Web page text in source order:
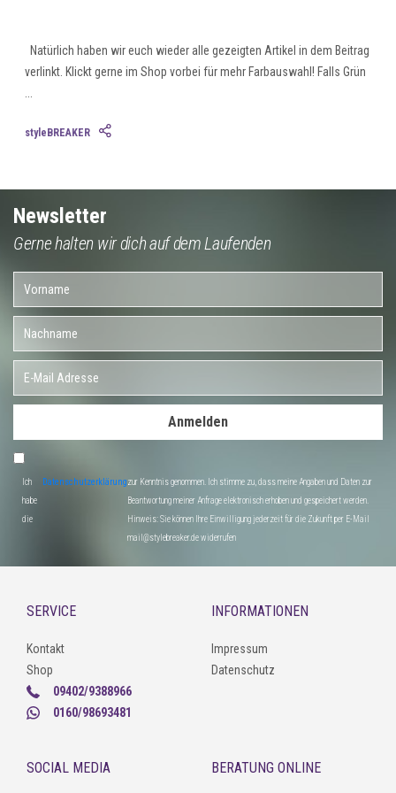
Natürlich haben wir euch wieder alle gezeigten Artikel in dem Beitrag
verlinkt. Klickt gerne im Shop vorbei für mehr Farbauswahl! Falls Grün
styleBREAKER
Newsletter
Gerne halten wir dich auf dem Laufenden
Anmelden
Ich
habe
die
Datenschutzerklärungzur Kenntnis genommen. Ich stimme zu, dass meine Angaben und Daten zur
Beantwortung meiner Anfrage elektronisch erhoben und gespeichert werden.
Hinweis: Sie können Ihre Einwilligung jederzeit für die Zukunft per E-Mail
mail@stylebreaker.de widerrufen
SERVICE
Kontakt
Shop
09402/9388966
0160/98693481
INFORMATIONEN
Impressum
Datenschutz
SOCIAL MEDIA BERATUNG ONLINE